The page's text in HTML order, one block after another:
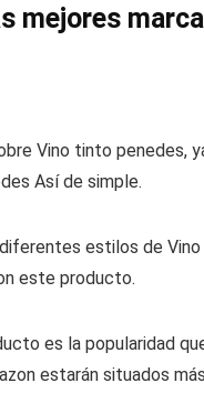
mejores
Vino tinto penedes,
Así de simple.
estilos de
este producto.
es la popularidad
estarán situados